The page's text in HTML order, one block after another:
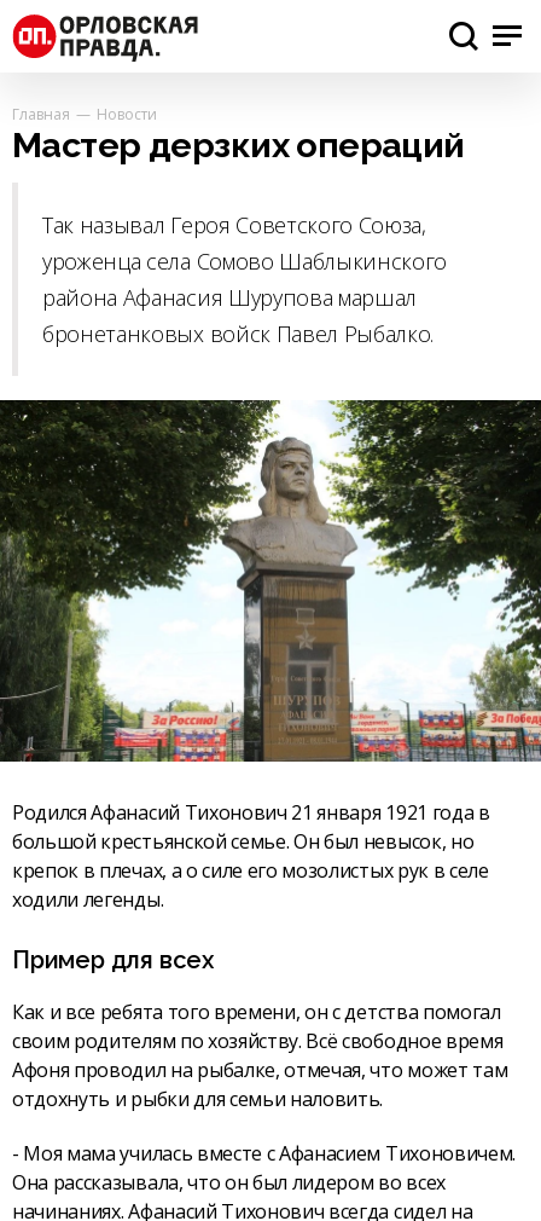
Главная Новости
Мастер дерзких операций
Так называл Героя Советского Союза,
уроженца села Сомово Шаблыкинского
района Афанасия Шурупова маршал
бронетанковых войск Павел Рыбалко.
Родился Афанасий Тихонович 21 января 1921 года в
большой крестьянской семье. Он был невысок, но
крепок в плечах, а о силе его мозолистых рук в селе
ходили легенды.
Пример для всех
Как и все ребята того времени, он с детства помогал
своим родителям по хозяйству. Всё свободное время
Афоня проводил на рыбалке, отмечая, что может там
отдохнуть и рыбки для семьи наловить.
- Моя мама училась вместе с Афанасием Тихоновичем.
Она рассказывала, что он был лидером во всех
начинаниях. Афанасий Тихонович всегда сидел на